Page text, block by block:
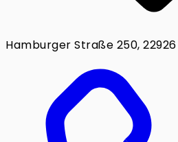
Hamburger Straße 250,